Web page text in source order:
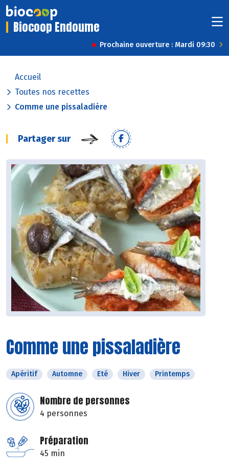
Biocoop Endoume
Prochaine ouverture : Mardi 09:30
Accueil
Toutes nos recettes
Comme une pissaladière
Partager sur
Comme une pissaladière
Apéritif Automne Eté Hiver Printemps
Nombre de personnes
4 personnes
Préparation
45 min